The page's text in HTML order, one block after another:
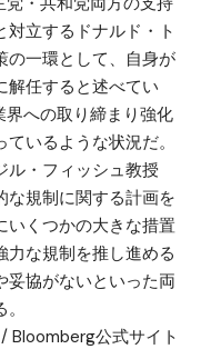
立するドナルド・ト
の一環として、自身が
解任すると述べてい
界への取り締まり強化
いるような状況だ。
ル・フィッシュ教授
な規制に関する計画を
いくつかの大きな措置
力な規制を推し進める
妥協がないといった両
/ Bloomberg公式サイト